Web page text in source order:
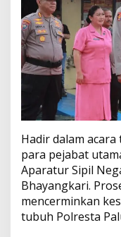
Hadir dalam
para pejabat
Aparatur Sipil
Bhayangkari.
mencerminkan
tubuh Polresta